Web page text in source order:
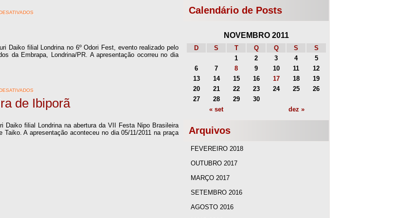
Daiko filial Londrina no 6º Odori Fest, evento realizado pelo
da Embrapa, Londrina/PR. A apresentação ocorreu no dia
de Ibiporã
Daiko filial Londrina na abertura da VII Festa Nipo Brasileira
A apresentação aconteceu no dia 05/11/2011 na praça
Calendário de Posts
NOVEMBRO 2011
D S T Q Q S S
« set dez »
1 2 3 4
5
6
7 8 9 10 11
12
13
14 15 16 17 18
19
20
21 22 23 24 25
26
27
28 29 30
Arquivos
FEVEREIRO 2018
OUTUBRO 2017
MARÇO 2017
SETEMBRO 2016
AGOSTO 2016